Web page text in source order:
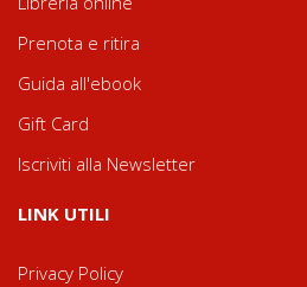
Prenota e ritira
Guida all'ebook
Gift Card
Iscriviti alla Newsletter
LINK UTILI
Privacy Policy